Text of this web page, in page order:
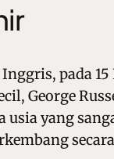
pada
George
yang